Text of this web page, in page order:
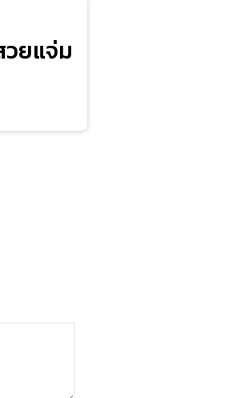
วยแจ่ม